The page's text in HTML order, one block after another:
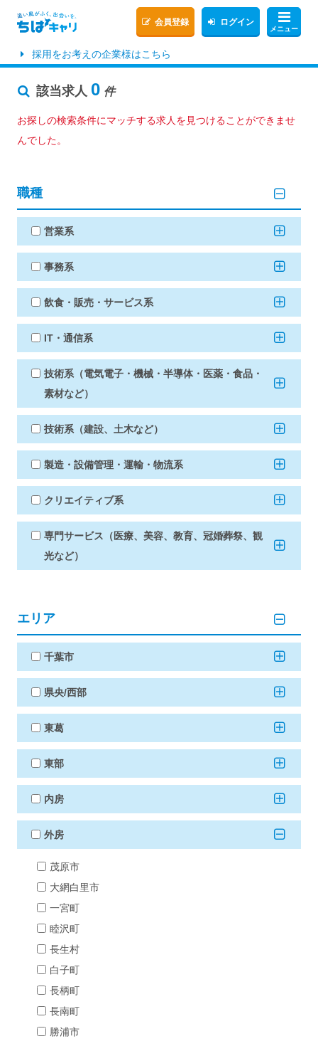
メニュー
会員登録 ログイン
採用をお考えの企業様はこちら
該当求人 0 件
お探しの検索条件にマッチする求人を見つけることができませ
んでした。
職種
営業系
事務系
飲食・販売・サービス系
IT・通信系
技術系（電気電子・機械・半導体・医薬・食品・
素材など）
技術系（建設、土木など）
製造・設備管理・運輸・物流系
クリエイティブ系
専門サービス（医療、美容、教育、冠婚葬祭、観
光など）
エリア
千葉市
県央/西部
東葛
東部
内房
外房
茂原市
大網白里市
一宮町
睦沢町
長生村
白子町
長柄町
長南町
勝浦市